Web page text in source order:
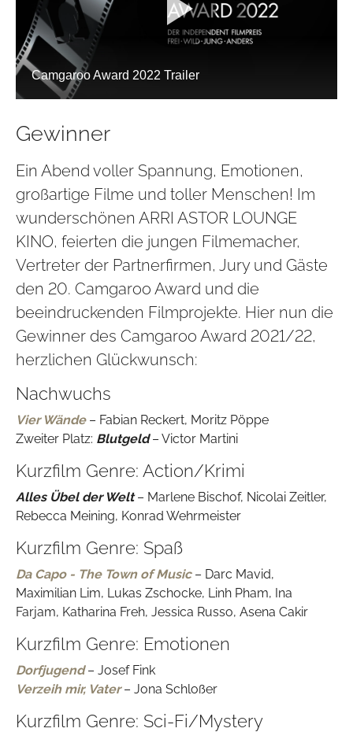
Gewinner
Ein Abend voller Spannung, Emotionen,
großartige Filme und toller Menschen! Im
wunderschönen ARRI ASTOR LOUNGE
KINO, feierten die jungen Filmemacher,
Vertreter der Partnerfirmen, Jury und Gäste
den 20. Camgaroo Award und die
beeindruckenden Filmprojekte. Hier nun die
Gewinner des Camgaroo Award 2021/22,
herzlichen Glückwunsch:
Nachwuchs
Vier Wände– Fabian Reckert, Moritz Pöppe
Zweiter Platz: Blutgeld– Victor Martini
Kurzfilm Genre: Action/Krimi
Alles Übel der Welt– Marlene Bischof, Nicolai Zeitler,
Rebecca Meining, Konrad Wehrmeister
Kurzfilm Genre: Spaß
Da Capo - The Town of Music– Darc Mavid,
Maximilian Lim, Lukas Zschocke, Linh Pham, Ina
Farjam, Katharina Freh, Jessica Russo, Asena Cakir
Kurzfilm Genre: Emotionen
Dorfjugend– Josef Fink
Verzeih mir, Vater– Jona Schloßer
Kurzfilm Genre: Sci-Fi/Mystery